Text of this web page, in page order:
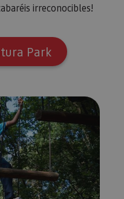
irreconocibles!
Park